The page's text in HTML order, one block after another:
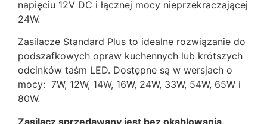
napięciu 12V DC i łącznej mocy nieprzekraczającej
24W.
Zasilacze Standard Plus to idealne rozwiązanie do
podszafkowych opraw kuchennych lub krótszych
odcinków taśm LED. Dostępne są w wersjach o
mocy: 7W, 12W, 14W, 16W, 24W, 33W, 54W, 65W i
80W.
Zasilacz sprzedawany jest bez okablowania.